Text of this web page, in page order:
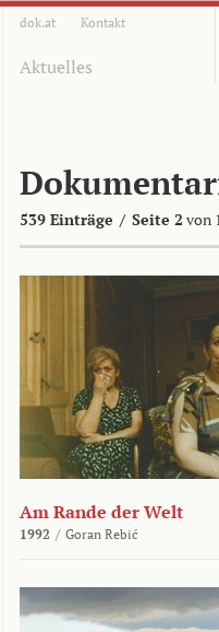
dok.at Kontakt
Aktuelles
539 Einträge / Seite 2 von
Am Rande der Welt
1992 / Goran Rebić